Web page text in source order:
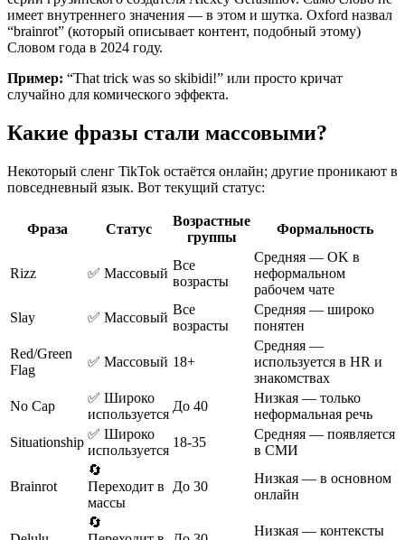
имеет внутреннего значения — в этом и шутка. Oxford назвал
“brainrot” (который описывает контент, подобный этому)
Словом года в 2024 году.
Пример: “That trick was so skibidi!” или просто кричат
случайно для комического эффекта.
Какие фразы стали массовыми?
Некоторый сленг TikTok остаётся онлайн; другие проникают в
повседневный язык. Вот текущий статус:
Фраза Статус
Возрастные
группы
Формальность
Rizz ✅ Массовый
Все
возрасты
Средняя — OK в
неформальном
рабочем чате
Slay
✅ Массовый
Все
возрасты
Средняя — широко
понятен
Red/Green
Flag
✅ Массовый 18+
Средняя —
используется в HR и
знакомствах
No Cap
✅ Широко
используется
До 40
Низкая — только
неформальная речь
Situationship
✅ Широко
используется
18-35
Средняя — появляется
в СМИ
Brainrot
🔄
Переходит в
массы
До 30
Низкая — в основном
онлайн
🔄
Низкая — контексты